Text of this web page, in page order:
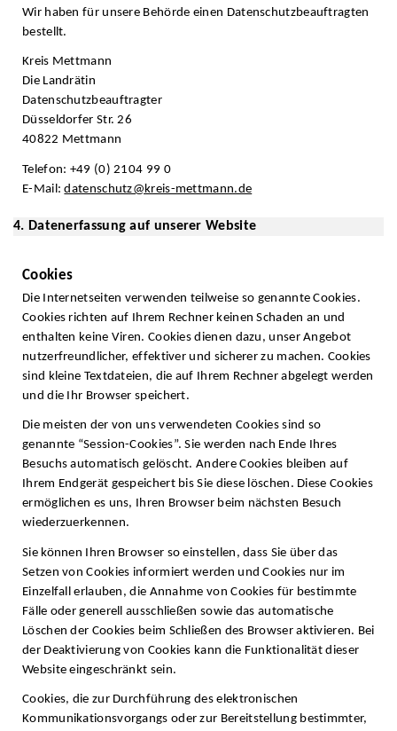
Wir haben für unsere Behörde einen Datenschutzbeauftragten
bestellt.
Kreis Mettmann
Die Landrätin
Datenschutzbeauftragter
Düsseldorfer Str. 26
40822 Mettmann
Telefon: +49 (0) 2104 99 0
E-Mail:datenschutz@kreis-mettmann.de
4. Datenerfassung auf unserer Website
Cookies
Die Internetseiten verwenden teilweise so genannte Cookies.
Cookies richten auf Ihrem Rechner keinen Schaden an und
enthalten keine Viren. Cookies dienen dazu, unser Angebot
nutzerfreundlicher, effektiver und sicherer zu machen. Cookies
sind kleine Textdateien, die auf Ihrem Rechner abgelegt werden
und die Ihr Browser speichert.
Die meisten der von uns verwendeten Cookies sind so
genannte “Session-Cookies”. Sie werden nach Ende Ihres
Besuchs automatisch gelöscht. Andere Cookies bleiben auf
Ihrem Endgerät gespeichert bis Sie diese löschen. Diese Cookies
ermöglichen es uns, Ihren Browser beim nächsten Besuch
wiederzuerkennen.
Sie können Ihren Browser so einstellen, dass Sie über das
Setzen von Cookies informiert werden und Cookies nur im
Einzelfall erlauben, die Annahme von Cookies für bestimmte
Fälle oder generell ausschließen sowie das automatische
Löschen der Cookies beim Schließen des Browser aktivieren. Bei
der Deaktivierung von Cookies kann die Funktionalität dieser
Website eingeschränkt sein.
Cookies, die zur Durchführung des elektronischen
Kommunikationsvorgangs oder zur Bereitstellung bestimmter,